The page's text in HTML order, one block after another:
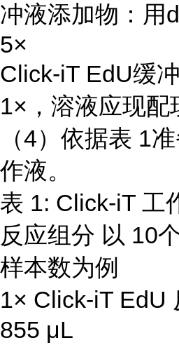
冲液添加物：用
5×
Click-iT EdU缓
1×，溶液应现配
（4）依据表 1
作液。
表 1: Click-iT 工
反应组分 以 10
样本数为例
1× Click-iT EdU
855 μL